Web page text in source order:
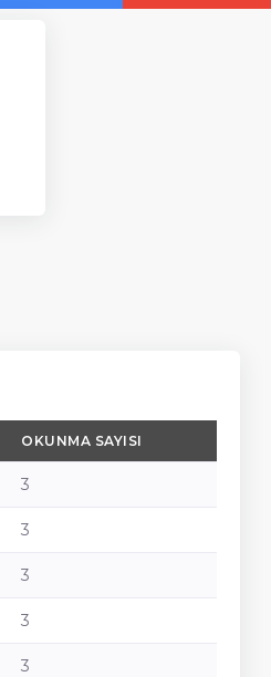
OKUNMA SAYISI
3
3
3
3
3